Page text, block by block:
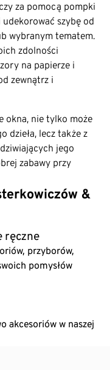
za pomocą pompki
szybę od
wybranym tematem.
zdolności
na papierze i
zewnątrz i
okna, nie tylko może
dzieła, lecz także z
jego
zabawy przy
&
ręczne
przyborów,
pomysłów
akcesoriów w naszej